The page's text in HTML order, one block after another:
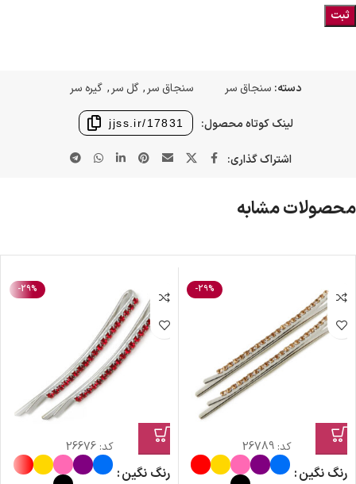
دسته: سنجاق سر سنجاق سر , گل سر , گیره سر
لینک کوتاه محصول: jjss.ir/17831
اشتراک گذاری:
محصولات مشابه
-29%
کد: 26789
رنگ نگین
-29%
کد: 26676
رنگ نگین